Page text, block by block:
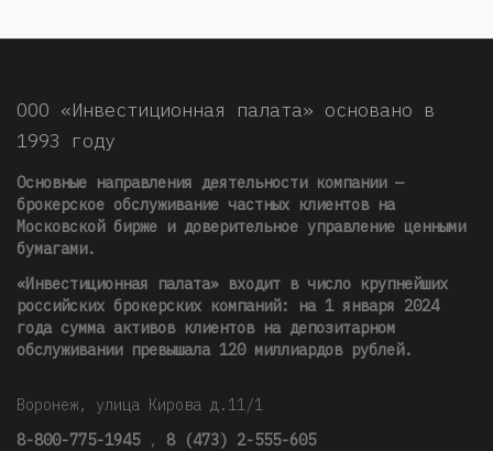
ООО «Инвестиционная палата» основано в
1993 году
Основные направления деятельности компании —
брокерское обслуживание частных клиентов на
Московской бирже и доверительное управление ценными
бумагами.
«Инвестиционная палата» входит в число крупнейших
российских брокерских компаний: на 1 января 2024
года сумма активов клиентов на депозитарном
обслуживании превышала 120 миллиардов рублей.
Воронеж, улица Кирова д.11/1
8-800-775-1945 , 8 (473) 2-555-605